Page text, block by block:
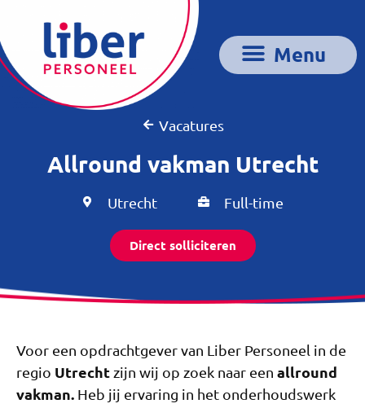
Vacatures
Allround vakman Utrecht
Utrecht Full-time
Direct solliciteren
Voor een opdrachtgever van Liber Personeel in de
regio Utrecht zijn wij op zoek naar een allround
vakman. Heb jij ervaring in het onderhoudswerk